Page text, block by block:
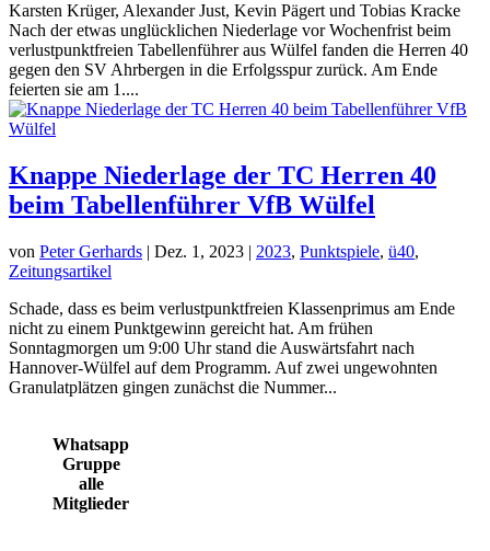
Karsten Krüger, Alexander Just, Kevin Pägert und Tobias Kracke
Nach der etwas unglücklichen Niederlage vor Wochenfrist beim
verlustpunktfreien Tabellenführer aus Wülfel fanden die Herren 40
gegen den SV Ahrbergen in die Erfolgsspur zurück. Am Ende
feierten sie am 1....
Knappe Niederlage der TC Herren 40
beim Tabellenführer VfB Wülfel
von Peter Gerhards | Dez. 1, 2023 | 2023, Punktspiele, ü40,
Zeitungsartikel
Schade, dass es beim verlustpunktfreien Klassenprimus am Ende
nicht zu einem Punktgewinn gereicht hat. Am frühen
Sonntagmorgen um 9:00 Uhr stand die Auswärtsfahrt nach
Hannover-Wülfel auf dem Programm. Auf zwei ungewohnten
Granulatplätzen gingen zunächst die Nummer...
Whatsapp
Gruppe
alle
Mitglieder